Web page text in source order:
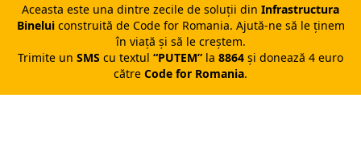
Aceasta este una dintre zecile de soluții din Infrastructura
Bineluiconstruită de Code for Romania. Ajută-ne să le ținem
în viață și să le creștem.
Trimite un SMS cu textul “PUTEM” la 8864 și donează 4 euro
către Code for Romania.